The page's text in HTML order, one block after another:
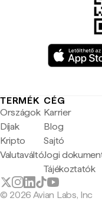
TERMÉK
Országok
Díjak
Kripto
Valutaváltó
CÉG
Karrier
Blog
Sajtó
Jogi
Tájékoztatók
© 2026 Avian Labs, Inc